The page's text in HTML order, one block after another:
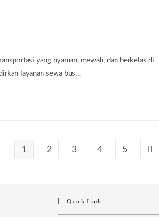
yang nyaman, mewah, dan berkelas di
layanan sewa bus…
1 2 3 4 5 Go
Quick Link